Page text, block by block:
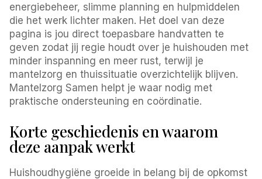
energiebeheer, slimme planning en hulpmiddelen
die het werk lichter maken. Het doel van deze
pagina is jou direct toepasbare handvatten te
geven zodat jij regie houdt over je huishouden met
minder inspanning en meer rust, terwijl je
mantelzorg en thuissituatie overzichtelijk blijven.
Mantelzorg Samen helpt je waar nodig met
praktische ondersteuning en coördinatie.
Korte geschiedenis en waarom
deze aanpak werkt
Huishoudhygiëne groeide in belang bij de opkomst